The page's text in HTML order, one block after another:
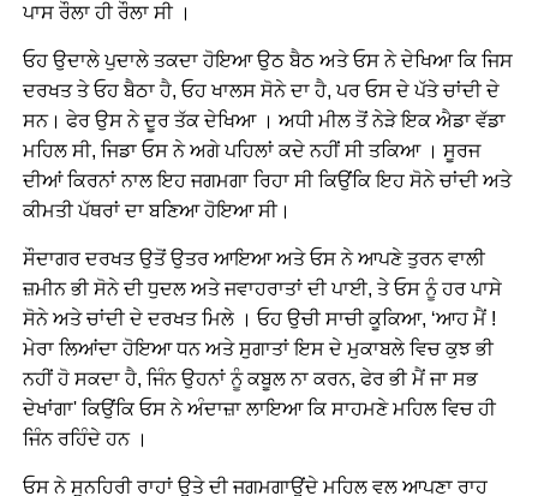
ਪਾਸ ਰੌਲਾ ਹੀ ਰੌਲਾ ਸੀ ।
ਓਹ ਉਦਾਲੇ ਪੁਦਾਲੇ ਤਕਦਾ ਹੋਇਆ ਉਠ ਬੈਠ ਅਤੇ ਓਸ ਨੇ ਦੇਖਿਆ ਕਿ ਜਿਸ
ਦਰਖਤ ਤੇ ਓਹ ਬੈਠਾ ਹੈ, ਓਹ ਖਾਲਸ ਸੋਨੇ ਦਾ ਹੈ, ਪਰ ਓਸ ਦੇ ਪੱਤੇ ਚਾਂਦੀ ਦੇ
ਸਨ। ਫੇਰ ਉਸ ਨੇ ਦੂਰ ਤੱਕ ਦੇਖਿਆ । ਅਧੀ ਮੀਲ ਤੋਂ ਨੇੜੇ ਇਕ ਐਡਾ ਵੱਡਾ
ਮਹਿਲ ਸੀ, ਜਿਡਾ ਓਸ ਨੇ ਅਗੇ ਪਹਿਲਾਂ ਕਦੇ ਨਹੀਂ ਸੀ ਤਕਿਆ । ਸੂਰਜ
ਦੀਆਂ ਕਿਰਨਾਂ ਨਾਲ ਇਹ ਜਗਮਗਾ ਰਿਹਾ ਸੀ ਕਿਉਂਕਿ ਇਹ ਸੋਨੇ ਚਾਂਦੀ ਅਤੇ
ਕੀਮਤੀ ਪੱਥਰਾਂ ਦਾ ਬਣਿਆ ਹੋਇਆ ਸੀ।
ਸੌਦਾਗਰ ਦਰਖਤ ਉਤੋਂ ਉਤਰ ਆਇਆ ਅਤੇ ਓਸ ਨੇ ਆਪਣੇ ਤੁਰਨ ਵਾਲੀ
ਜ਼ਮੀਨ ਭੀ ਸੋਨੇ ਦੀ ਧੁਦਲ ਅਤੇ ਜਵਾਹਰਾਤਾਂ ਦੀ ਪਾਈ, ਤੇ ਓਸ ਨੂੰ ਹਰ ਪਾਸੇ
ਸੋਨੇ ਅਤੇ ਚਾਂਦੀ ਦੇ ਦਰਖਤ ਮਿਲੇ । ਓਹ ਉਚੀ ਸਾਚੀ ਕੂਕਿਆ, ‘ਆਹ ਮੈਂ !
ਮੇਰਾ ਲਿਆਂਦਾ ਹੋਇਆ ਧਨ ਅਤੇ ਸੁਗਾਤਾਂ ਇਸ ਦੇ ਮੁਕਾਬਲੇ ਵਿਚ ਕੁਝ ਭੀ
ਨਹੀਂ ਹੋ ਸਕਦਾ ਹੈ, ਜਿੰਨ ਉਹਨਾਂ ਨੂੰ ਕਬੂਲ ਨਾ ਕਰਨ, ਫੇਰ ਭੀ ਮੈਂ ਜਾ ਸਭ
ਦੇਖਾਂਗਾ' ਕਿਉਂਕਿ ਓਸ ਨੇ ਅੰਦਾਜ਼ਾ ਲਾਇਆ ਕਿ ਸਾਹਮਣੇ ਮਹਿਲ ਵਿਚ ਹੀ
ਜਿੰਨ ਰਹਿੰਦੇ ਹਨ ।
ਓਸ ਨੇ ਸੁਨਹਿਰੀ ਰਾਹਾਂ ਉਤੇ ਦੀ ਜਗਮਗਾਉਂਦੇ ਮਹਿਲ ਵਲ ਆਪਣਾ ਰਾਹ